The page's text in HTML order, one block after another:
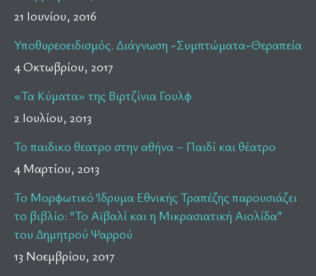
21 Ιουνίου, 2016
Υποθυρεοειδισμός. Διάγνωση -Συμπτώματα-Θεραπεία
4 Οκτωβρίου, 2017
«Τα Κύματα» της Βιρτζίνια Γουλφ
2 Ιουλίου, 2013
Το παιδικο θεατρο στην αθήνα – Παιδί και θέατρο
4 Μαρτίου, 2013
Το Μορφωτικό Ίδρυμα Εθνικής Τραπέζης παρουσιάζει
το βιβλίο: “Το Αϊβαλί και η Μικρασιατική Αιολίδα”
του Δημητρού Ψαρρού
13 Νοεμβρίου, 2017